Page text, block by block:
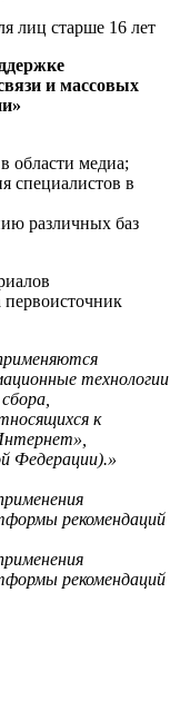
лиц старше 16 лет
и массовых
области медиа;
специалистов в
различных баз
первоисточник
технологии
к
Федерации).»
рекомендаций
рекомендаций